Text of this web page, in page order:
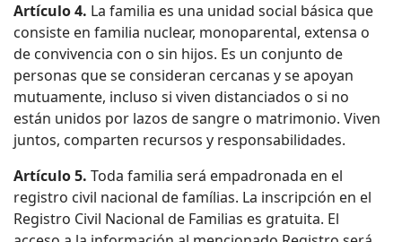
Artículo 4. La familia es una unidad social básica que
consiste en familia nuclear, monoparental, extensa o
de convivencia con o sin hijos. Es un conjunto de
personas que se consideran cercanas y se apoyan
mutuamente, incluso si viven distanciados o si no
están unidos por lazos de sangre o matrimonio. Viven
juntos, comparten recursos y responsabilidades.
Artículo 5. Toda familia será empadronada en el
registro civil nacional de famílias. La inscripción en el
Registro Civil Nacional de Familias es gratuita. El